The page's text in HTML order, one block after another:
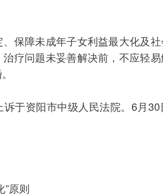
保障未成年子女利益最大化及
疗问题未妥善解决前，不应轻
于资阳市中级人民法院。6月
”原则